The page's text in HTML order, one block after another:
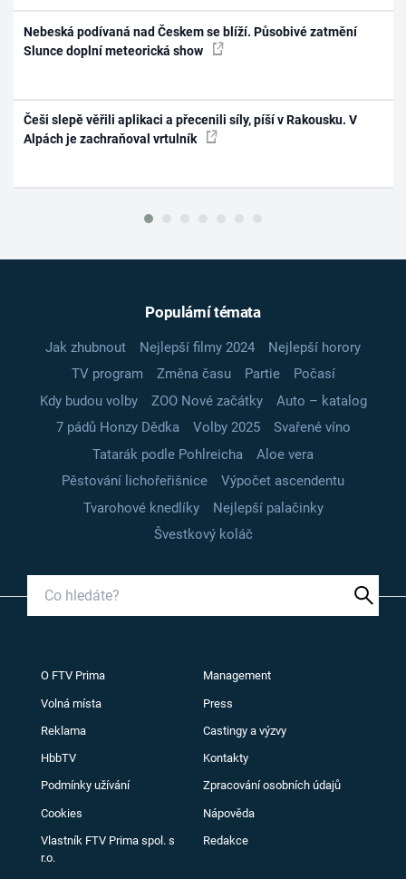
Nebeská podívaná nad Českem se blíží. Působivé zatmění
Slunce doplní meteorická show
Češi slepě věřili aplikaci a přecenili síly, píší v Rakousku. V
Alpách je zachraňoval vrtulník
Populární témata
Jak zhubnout Nejlepší filmy 2024
Nejlepší horory
TV program
Změna času Partie
Počasí
Kdy budou volby
ZOO Nové začátky
Auto – katalog
7 pádů Honzy Dědka
Volby 2025
Svařené víno
Tatarák podle Pohlreicha
Aloe vera
Pěstování lichořeřišnice
Výpočet ascendentu
Tvarohové knedlíky
Nejlepší palačinky
Švestkový koláč
O FTV Prima Management
Volná místa Press
Reklama Castingy a výzvy
HbbTV Kontakty
Podmínky užívání Zpracování osobních údajů
Cookies Nápověda
Vlastník FTV Prima spol. s
r.o.
Redakce